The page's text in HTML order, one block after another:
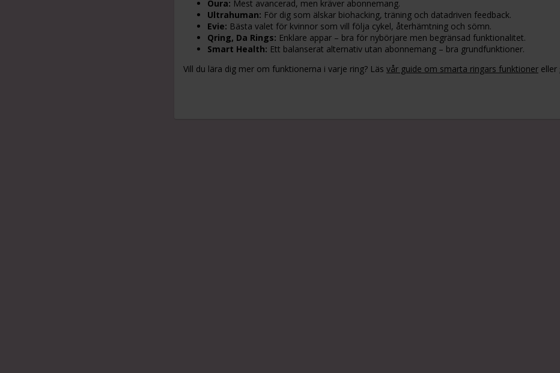
Oura: Mest avancerad, men kräver abonnemang.
Ultrahuman: För dig som älskar biohacking, träning och datadriven feedback.
Evie: Bästa valet för kvinnor som vill följa cykel, återhämtning och sömn.
Qring, Da Rings: Enklare appar – bra för nybörjare men begränsad funktionalitet.
Smart Health: Ett balanserat alternativ utan abonnemang – bra grundfunktioner.
Vill du lära dig mer om funktionerna i varje ring? Läs vår guide om smarta ringars funktioner eller